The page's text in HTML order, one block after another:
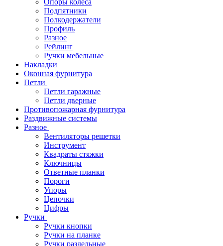
Опоры колеса
Подпятники
Полкодержатели
Профиль
Разное
Рейлинг
Ручки мебельные
Накладки
Оконная фурнитура
Петли
Петли гаражные
Петли дверные
Противопожарная фурнитура
Раздвижные системы
Разное
Вентиляторы решетки
Инструмент
Квадраты стяжки
Ключницы
Ответные планки
Пороги
Упоры
Цепочки
Цифры
Ручки
Ручки кнопки
Ручки на планке
Ручки раздельные